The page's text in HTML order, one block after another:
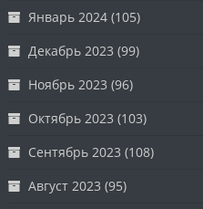
Январь 2024 (105)
Декабрь 2023 (99)
Ноябрь 2023 (96)
Октябрь 2023 (103)
Сентябрь 2023 (108)
Август 2023 (95)